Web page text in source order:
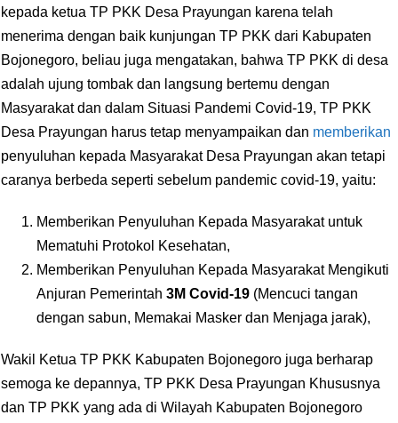
kepada ketua TP PKK Desa Prayungan karena telah
menerima dengan baik kunjungan TP PKK dari Kabupaten
Bojonegoro, beliau juga mengatakan, bahwa TP PKK di desa
adalah ujung tombak dan langsung bertemu dengan
Masyarakat dan dalam Situasi Pandemi Covid-19, TP PKK
Desa Prayungan harus tetap menyampaikan dan memberikan
penyuluhan kepada Masyarakat Desa Prayungan akan tetapi
caranya berbeda seperti sebelum pandemic covid-19, yaitu:
Memberikan Penyuluhan Kepada Masyarakat untuk
Mematuhi Protokol Kesehatan,
Memberikan Penyuluhan Kepada Masyarakat Mengikuti
Anjuran Pemerintah 3M Covid-19 (Mencuci tangan
dengan sabun, Memakai Masker dan Menjaga jarak),
Wakil Ketua TP PKK Kabupaten Bojonegoro juga berharap
semoga ke depannya, TP PKK Desa Prayungan Khususnya
dan TP PKK yang ada di Wilayah Kabupaten Bojonegoro